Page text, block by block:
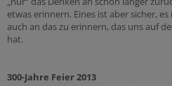
etwas erinnern. Eines ist aber sicher,
auch an das zu erinnern, das uns auf
hat.
300-Jahre Feier 2013